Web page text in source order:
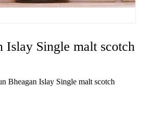
Islay Single malt scotch
Bheagan Islay Single malt scotch